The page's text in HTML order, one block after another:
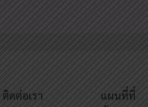
ติดต่อเรา
แผนที่ที่